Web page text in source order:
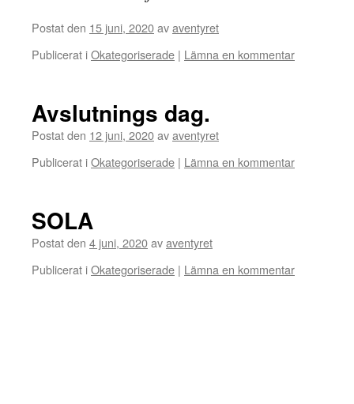
Postat den 15 juni, 2020avaventyret
Publicerat iOkategoriserade | Lämna en kommentar
Avslutnings dag.
Postat den 12 juni, 2020avaventyret
Publicerat iOkategoriserade | Lämna en kommentar
SOLA
Postat den 4 juni, 2020avaventyret
Publicerat iOkategoriserade | Lämna en kommentar